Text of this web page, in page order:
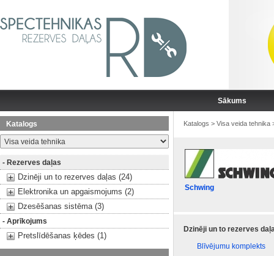
Sākums
Katalogs
- Rezerves daļas
Dzinēji un to rezerves daļas (24)
Elektronika un apgaismojums (2)
Dzesēšanas sistēma (3)
- Aprīkojums
Pretslīdēšanas ķēdes (1)
Katalogs > Visa veida tehnika
Schwing
Dzinēji un to rezerves
Blīvējumu komplekts